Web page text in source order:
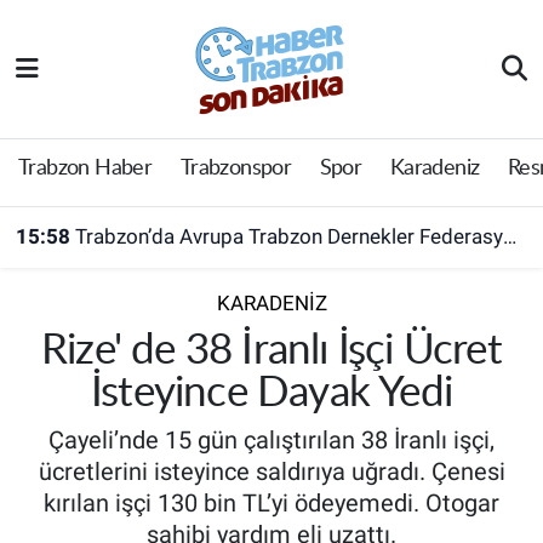
Trabzon Haber Trabzonspor Spor Karadeniz
15:58 Trabzon’da Avrupa Trabzon Dernekler Federasyonu açıldı
KARADENIZ
Rize' de 38 İranlı İşçi Ücret
İsteyince Dayak Yedi
Çayeli’nde 15 gün çalıştırılan 38 İranlı işçi,
ücretlerini isteyince saldırıya uğradı. Çenesi
kırılan işçi 130 bin TL’yi ödeyemedi. Otogar
sahibi yardım eli uzattı.
Trabzon Haber
Trabzonspor
Resmi Reklam
Yazarlar
Perde Arkası
Trabzon Nöbetçi Eczaneler
Trabzon Hava Durumu
Süper Lig Puan Durumu ve Fikstür
Tüm Manşetler
Son Dakika Haberleri
Haber Arşivi